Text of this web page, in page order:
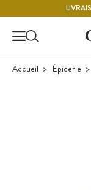
Accueil Épicerie